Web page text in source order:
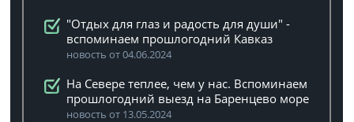
"Отдых для глаз и радость для души" -
вспоминаем прошлогодний Кавказ
новость от 04.06.2024
На Севере теплее, чем у нас. Вспоминаем
прошлогодний выезд на Баренцево море
новость от 13.05.2024